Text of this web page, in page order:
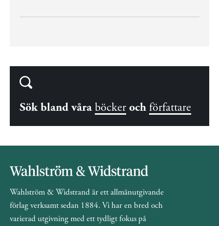
Sök bland våra böcker och författare
Wahlström & Widstrand är ett allmänutgivande
förlag verksamt sedan 1884. Vi har en bred och
varierad utgivning med ett tydligt fokus på